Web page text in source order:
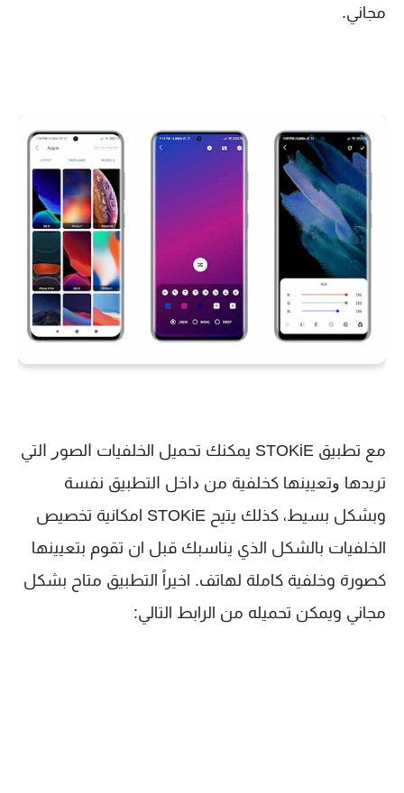
مجاني.
مع تطبيق STOKiE ﻳﻤﻜﻨﻚ تحميل الخلفيات ﺍﻟﺼﻮﺭ ﺍﻟﺘﻲ
ﺗﺮﻳﺪﻫﺎ ﻭﺗﻌﻴﻴﻨﻬﺎ ﻛﺨﻠﻔﻴﺔ من ﺩﺍﺧﻞ ﺍﻟﺘﻄﺒﻴﻖ نفسة
وبشكل بسيط، كذلك ﻳﺘﻴﺢ STOKiE امكانية تخصيص
الخلفيات بالشكل الذي يناسبك قبل ان تقوم بتعيينها
كصورة وخلفية كاملة لهاتف. اخيراً التطبيق متاح بشكل
مجاني ويمكن تحميله من الرابط التالي: